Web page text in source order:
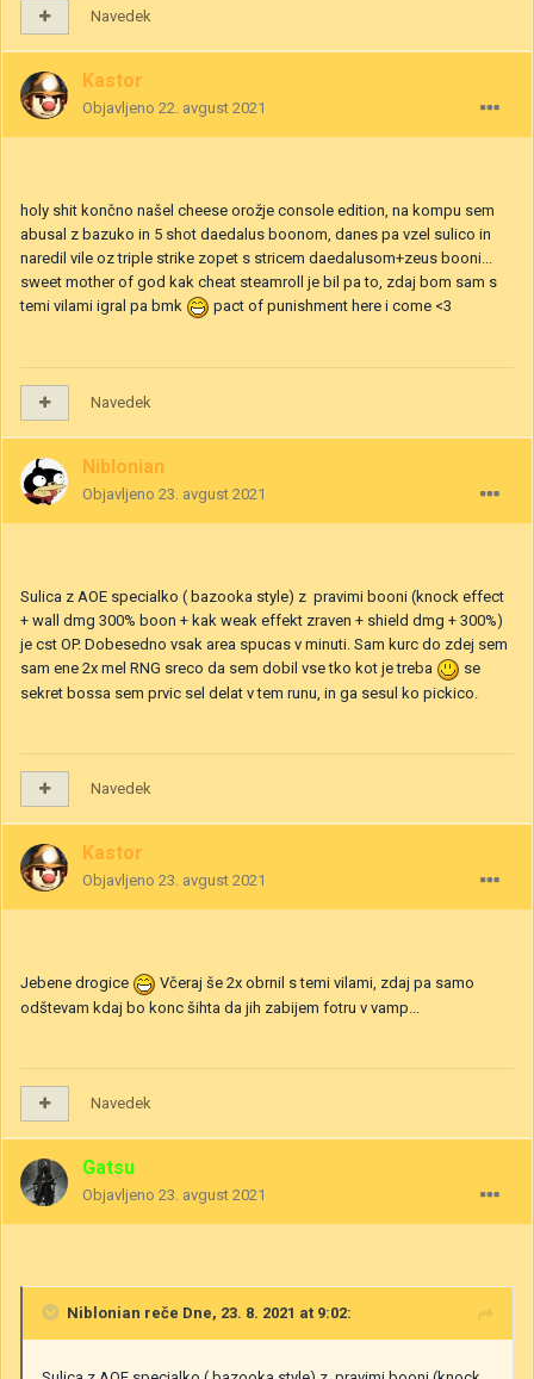
Navedek
Kastor
Objavljeno 22. avgust 2021
holy shit končno našel cheese orožje console edition, na kompu sem
abusal z bazuko in 5 shot daedalus boonom, danes pa vzel sulico in
naredil vile oz triple strike zopet s stricem daedalusom+zeus booni...
sweet mother of god kak cheat steamroll je bil pa to, zdaj bom sam s
temi vilami igral pa bmk
pact of punishment here i come <3
Navedek
Niblonian
Objavljeno 23. avgust 2021
Sulica z AOE specialko ( bazooka style) z pravimi booni (knock effect
+ wall dmg 300% boon + kak weak effekt zraven + shield dmg + 300%)
je cst OP. Dobesedno vsak area spucas v minuti. Sam kurc do zdej sem
sam ene 2x mel RNG sreco da sem dobil vse tko kot je treba
se
sekret bossa sem prvic sel delat v tem runu, in ga sesul ko pickico.
Navedek
Kastor
Objavljeno 23. avgust 2021
Jebene drogice
Včeraj še 2x obrnil s temi vilami, zdaj pa samo
odštevam kdaj bo konc šihta da jih zabijem fotru v vamp...
Navedek
Gatsu
Objavljeno 23. avgust 2021
Niblonian reče Dne, 23. 8. 2021 at 9:02: